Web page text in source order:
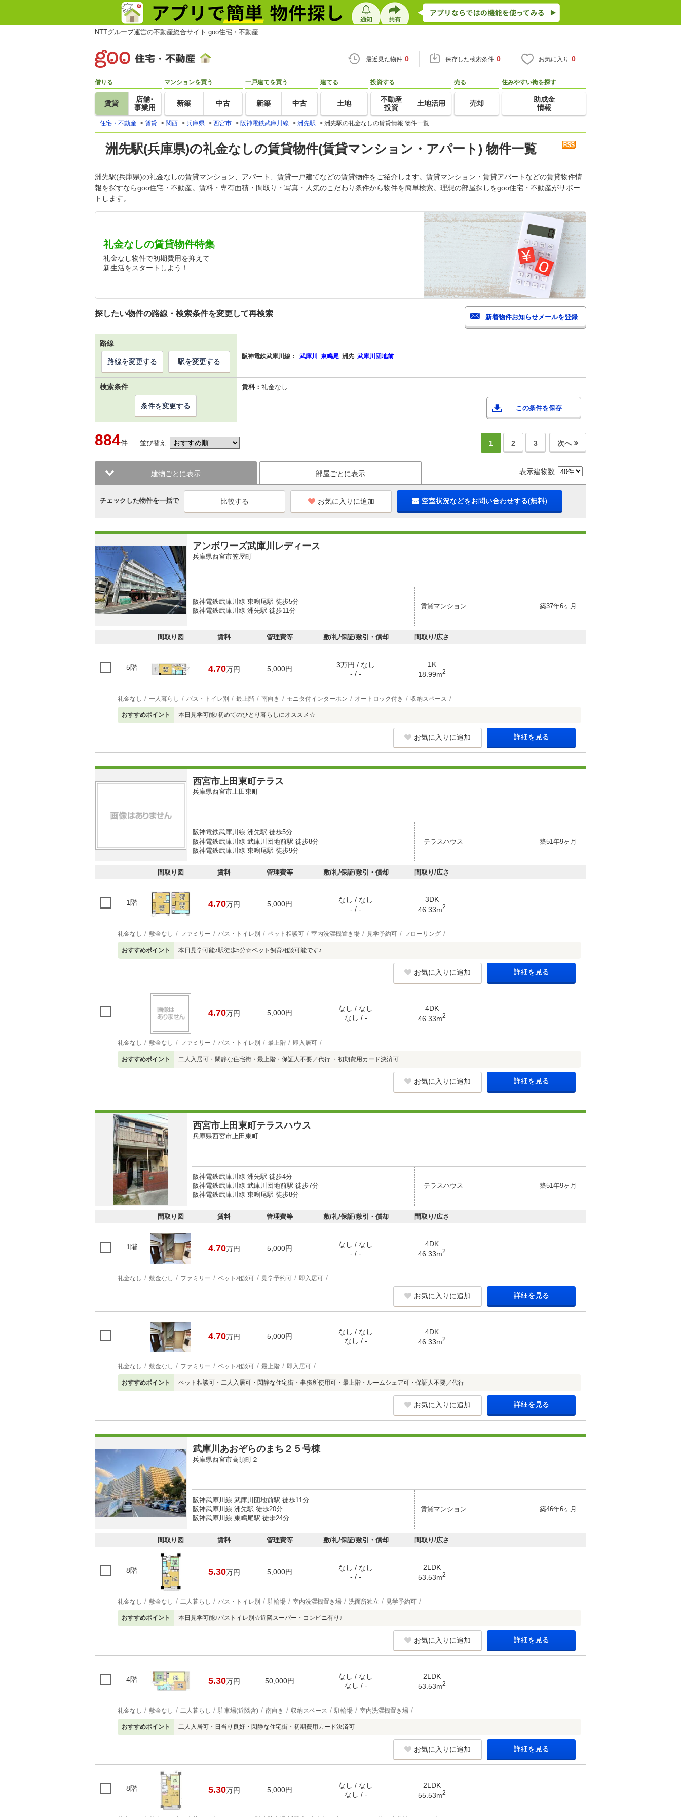
NTTグループ運営の不動産総合サイト goo住宅・不動産
最近見た物件 0 保存した検索条件 0 お気に入り 0
借りる
賃貸
店舗･
事業用
マンションを買う
新築 中古
一戸建てを買う
新築 中古
建てる
土地
投資する
不動産
投資
土地活用
売る
売却
住みやすい街を探す
助成金
情報
住宅・不動産 > 賃貸 > 関西 > 兵庫県 > 西宮市 > 阪神電鉄武庫川線 > 洲先駅 > 洲先駅の礼金なしの賃貸情報 物件一覧
洲先駅(兵庫県)の礼金なしの賃貸物件(賃貸マンション・アパート) 物件一覧
洲先駅(兵庫県)の礼金なしの賃貸マンション、アパート、賃貸一戸建てなどの賃貸物件をご紹介します。賃貸マンション・賃貸アパートなどの賃貸物件情
報を探すならgoo住宅・不動産。賃料・専有面積・間取り・写真・人気のこだわり条件から物件を簡単検索。理想の部屋探しをgoo住宅・不動産がサポー
トします。
礼金なしの賃貸物件特集
礼金なし物件で初期費用を抑えて
新生活をスタートしよう！
探したい物件の路線・検索条件を変更して再検索
路線
阪神電鉄武庫川線： 武庫川 東鳴尾 洲先 武庫川団地前
路線を変更する 駅を変更する
検索条件 賃料： 礼金なし
この条件を保存
条件を変更する
884件 並び替え 1 2 3 次へ
建物ごとに表示 部屋ごとに表示 表示建物数
チェックした物件を一括で お気に入りに追加 空室状況などをお問い合わせする(無料)
アンボワーズ武庫川レディース
兵庫県西宮市笠屋町
阪神電鉄武庫川線 東鳴尾駅 徒歩5分
阪神電鉄武庫川線 洲先駅 徒歩11分
賃貸マンション 築37年6ヶ月
間取り図 賃料 管理費等 敷/礼/保証/敷引・償却 間取り/広さ
5階 4.70万円 5,000円
3万円 / なし
- / -
1K
18.99m2
礼金なし 一人暮らし バス・トイレ別 最上階 南向き モニタ付インターホン オートロック付き 収納スペース
おすすめポイント 本日見学可能♪初めてのひとり暮らしにオススメ☆
お気に入りに追加 詳細を見る
西宮市上田東町テラス
兵庫県西宮市上田東町
阪神電鉄武庫川線 洲先駅 徒歩5分
阪神電鉄武庫川線 武庫川団地前駅 徒歩8分
阪神電鉄武庫川線 東鳴尾駅 徒歩9分
テラスハウス 築51年9ヶ月
間取り図 賃料 管理費等 敷/礼/保証/敷引・償却 間取り/広さ
1階 4.70万円 5,000円
なし / なし
- / -
3DK
46.33m2
礼金なし 敷金なし ファミリー バス・トイレ別 ペット相談可 室内洗濯機置き場 見学予約可 フローリング
おすすめポイント 本日見学可能♪駅徒歩5分☆ペット飼育相談可能です♪
お気に入りに追加 詳細を見る
4.70万円 5,000円
なし / なし
なし / -
4DK
46.33m2
礼金なし 敷金なし ファミリー バス・トイレ別 最上階 即入居可
おすすめポイント 二人入居可・閑静な住宅街・最上階・保証人不要／代行 ・初期費用カード決済可
お気に入りに追加 詳細を見る
西宮市上田東町テラスハウス
兵庫県西宮市上田東町
阪神電鉄武庫川線 洲先駅 徒歩4分
阪神電鉄武庫川線 武庫川団地前駅 徒歩7分
阪神電鉄武庫川線 東鳴尾駅 徒歩8分
テラスハウス 築51年9ヶ月
間取り図 賃料 管理費等 敷/礼/保証/敷引・償却 間取り/広さ
1階 4.70万円 5,000円
なし / なし
- / -
4DK
46.33m2
礼金なし 敷金なし ファミリー ペット相談可 見学予約可 即入居可
お気に入りに追加 詳細を見る
4.70万円 5,000円
なし / なし
なし / -
4DK
46.33m2
礼金なし 敷金なし ファミリー ペット相談可 最上階 即入居可
おすすめポイント ペット相談可・二人入居可・閑静な住宅街・事務所使用可・最上階・ルームシェア可・保証人不要／代行
お気に入りに追加 詳細を見る
武庫川あおぞらのまち２５号棟
兵庫県西宮市高須町２
阪神武庫川線 武庫川団地前駅 徒歩11分
阪神武庫川線 洲先駅 徒歩20分
阪神武庫川線 東鳴尾駅 徒歩24分
賃貸マンション 築46年6ヶ月
間取り図 賃料 管理費等 敷/礼/保証/敷引・償却 間取り/広さ
8階 5.30万円 5,000円
なし / なし
- / -
2LDK
53.53m2
礼金なし 敷金なし 二人暮らし バス・トイレ別 駐輪場 室内洗濯機置き場 洗面所独立 見学予約可
おすすめポイント 本日見学可能♪バストイレ別☆近隣スーパー・コンビニ有り♪
お気に入りに追加 詳細を見る
4階 5.30万円 50,000円
なし / なし
なし / -
2LDK
53.53m2
礼金なし 敷金なし 二人暮らし 駐車場(近隣含) 南向き 収納スペース 駐輪場 室内洗濯機置き場
おすすめポイント 二人入居可・日当り良好・閑静な住宅街・初期費用カード決済可
お気に入りに追加 詳細を見る
8階 5.30万円 5,000円
なし / なし
なし / -
2LDK
55.53m2